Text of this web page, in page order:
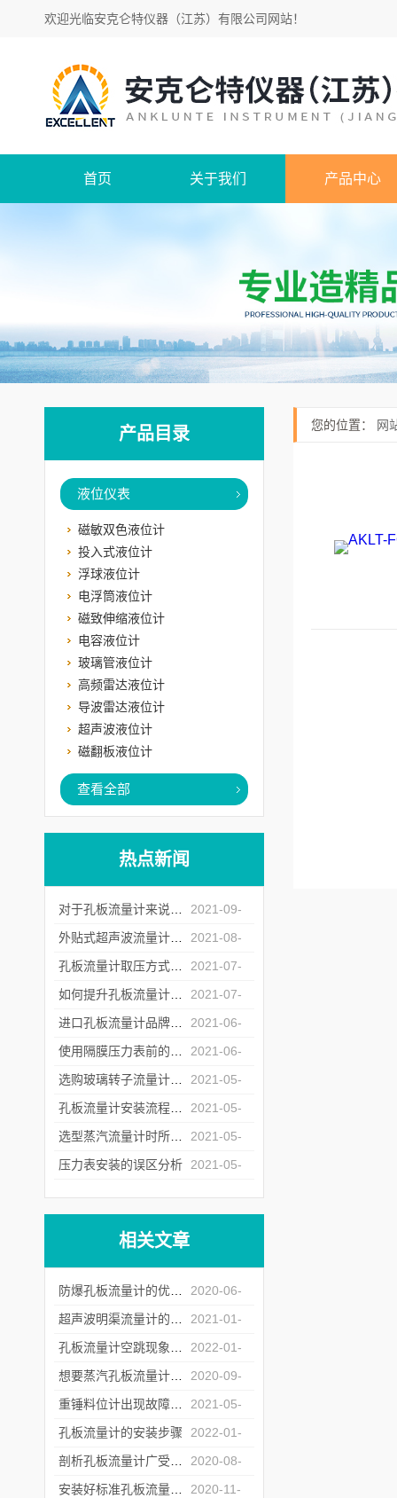
欢迎光临安克仑特仪器（江苏）有限公司网站！
首页 关于我们 产品中心
产品目录
液位仪表
磁敏双色液位计
投入式液位计
浮球液位计
电浮筒液位计
磁致伸缩液位计
电容液位计
玻璃管液位计
高频雷达液位计
导波雷达液位计
超声波液位计
磁翻板液位计
查看全部
热点新闻
2021-09-
07
2021-08-
20
2021-07-
23
2021-07-
06
2021-06-
17
2021-06-
04
2021-05-
26
2021-05-
17
2021-05-
12
压力表安装的误区分析
2021-05-
相关文章
2020-06-
05
2021-01-
12
2022-01-
18
2020-09-
15
2021-05-
24
孔板流量计的安装步骤
2022-01-
18
2020-08-
06
2020-11-
您的位置： 网